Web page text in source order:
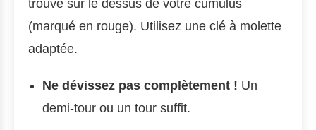
trouve sur le dessus de votre cumulus
(marqué en rouge). Utilisez une clé à molette
adaptée.
Ne dévissez pas complètement ! Un
demi-tour ou un tour suffit.